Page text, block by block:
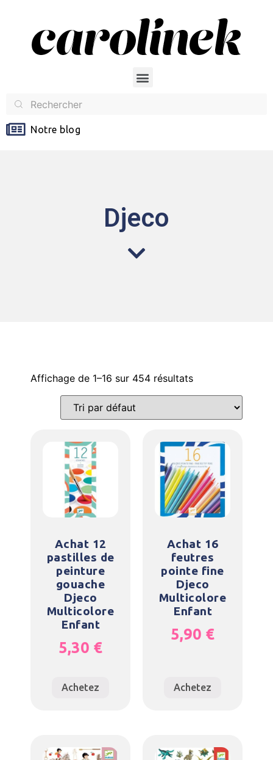
Notre blog
Djeco
Affichage de 1–16 sur 454 résultats
Achat 12
pastilles de
peinture
gouache
Djeco
Multicolore
Enfant
5,30 €
Achetez
Achat 16
feutres
pointe fine
Djeco
Multicolore
Enfant
5,90 €
Achetez